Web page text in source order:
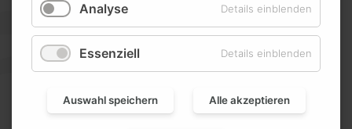
Analyse Details einblenden
Essenziell Details einblenden
Auswahl speichern Alle akzeptieren